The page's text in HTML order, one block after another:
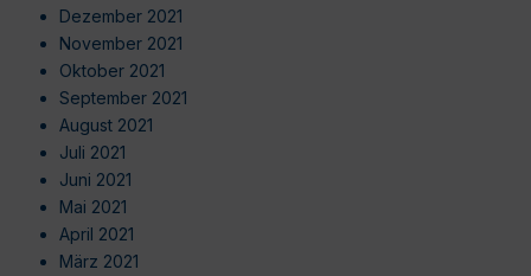
Dezember 2021
November 2021
Oktober 2021
September 2021
August 2021
Juli 2021
Juni 2021
Mai 2021
April 2021
März 2021